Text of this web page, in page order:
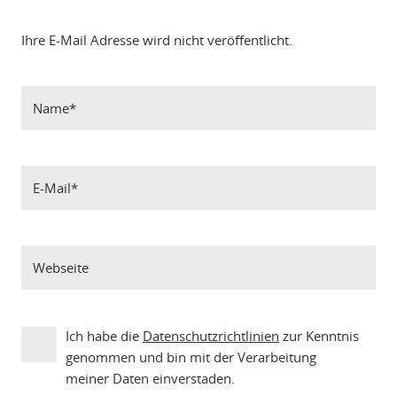
Ihre E-Mail Adresse wird nicht veröffentlicht.
Ich habe die Datenschutzrichtlinien zur Kenntnis
genommen und bin mit der Verarbeitung
meiner Daten einverstaden.